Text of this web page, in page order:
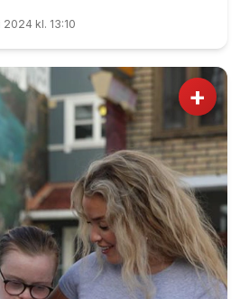
frigjøringsdagen og
8. mai. Været var
alle som var der. -
og deres medlemmer
og markere
holder hovedtalen, sier
(H). Oppstilt på
Janitsjar, ledet an av Rolf
2024 kl. 13:10
+